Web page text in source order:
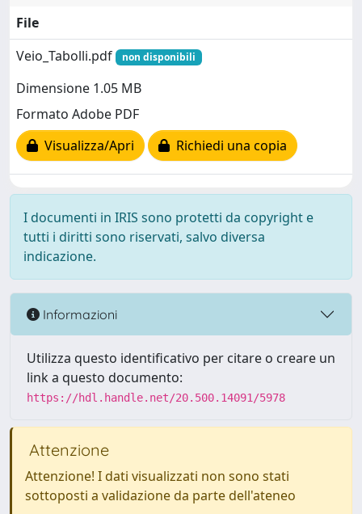
File
Veio_Tabolli.pdf
non disponibili
Dimensione 1.05 MB
Formato Adobe PDF
Visualizza/Apri
Richiedi una copia
I documenti in IRIS sono protetti da copyright e
tutti i diritti sono riservati, salvo diversa
indicazione.
Informazioni
Utilizza questo identificativo per citare o creare un
link a questo documento:
https://hdl.handle.net/20.500.14091/5978
Attenzione
Attenzione! I dati visualizzati non sono stati
sottoposti a validazione da parte dell'ateneo